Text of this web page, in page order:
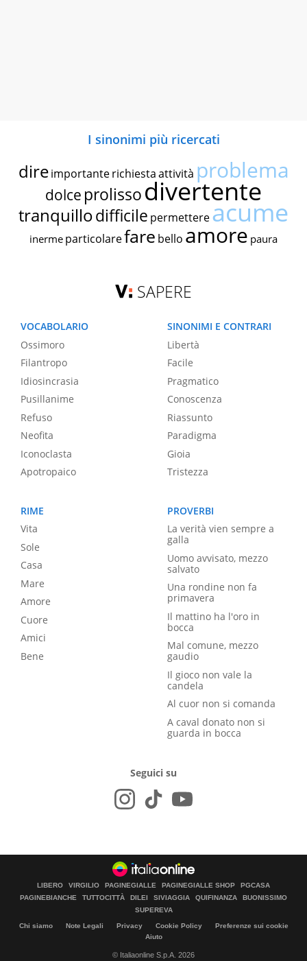
I sinonimi più ricercati
dire importante richiestaattività problema
dolce prolissodivertente
tranquillodifficile permettereacume
inerme particolarefare bello amore paura
SAPERE
VOCABOLARIO
Ossimoro
Filantropo
Idiosincrasia
Pusillanime
Refuso
Neofita
Iconoclasta
Apotropaico
SINONIMI E CONTRARI
Libertà
Facile
Pragmatico
Conoscenza
Riassunto
Paradigma
Gioia
Tristezza
RIME
Vita
Sole
Casa
Mare
Amore
Cuore
Amici
Bene
PROVERBI
La verità vien sempre a
galla
Uomo avvisato, mezzo
salvato
Una rondine non fa
primavera
Il mattino ha l'oro in
bocca
Mal comune, mezzo
gaudio
Il gioco non vale la
candela
Al cuor non si comanda
A caval donato non si
guarda in bocca
Seguici su
LIBERO VIRGILIO PAGINEGIALLE PAGINEGIALLE SHOP
PGCASA
PAGINEBIANCHE
TUTTOCITTÀ DILEI SIVIAGGIA QUIFINANZA
BUONISSIMO
SUPEREVA
Chi siamo Note Legali Privacy Cookie Policy
Preferenze sui cookie
Aiuto
© Italiaonline S.p.A. 2026